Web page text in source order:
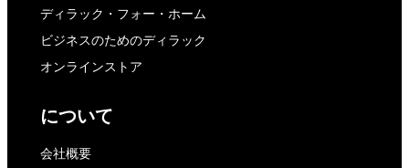
ディラック・フォー・ホーム
ビジネスのためのディラック
オンラインストア
について
会社概要